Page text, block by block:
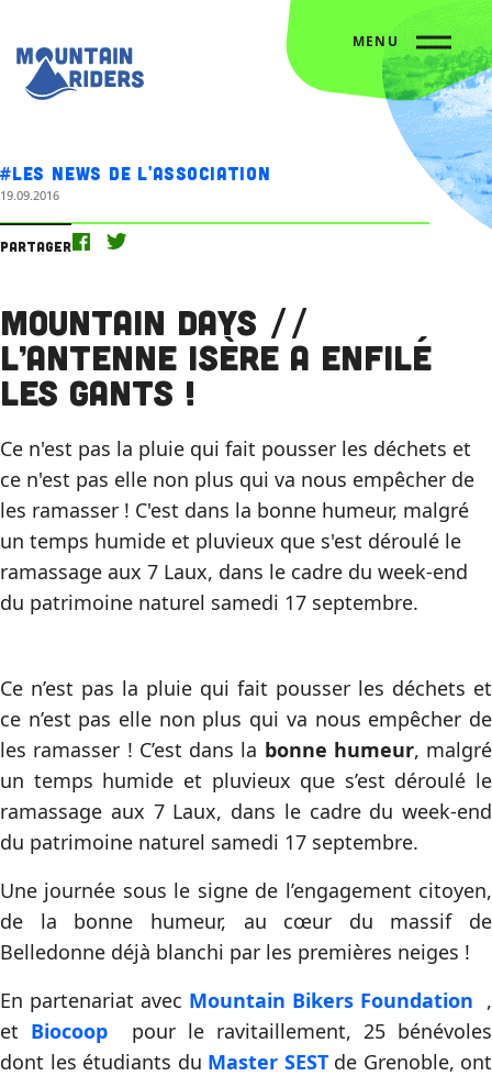
MENU
#Les news de l'association
19.09.2016
Partager
Mountain Days //
L’antenne Isère a enfilé
les gants !
Ce n'est pas la pluie qui fait pousser les déchets et
ce n'est pas elle non plus qui va nous empêcher de
les ramasser ! C'est dans la bonne humeur, malgré
un temps humide et pluvieux que s'est déroulé le
ramassage aux 7 Laux, dans le cadre du week-end
du patrimoine naturel samedi 17 septembre.
Ce n’est pas la pluie qui fait pousser les déchets et
ce n’est pas elle non plus qui va nous empêcher de
les ramasser ! C’est dans la bonne humeur, malgré
un temps humide et pluvieux que s’est déroulé le
ramassage aux 7 Laux, dans le cadre du week-end
du patrimoine naturel samedi 17 septembre.
Une journée sous le signe de l’engagement citoyen,
de la bonne humeur, au cœur du massif de
Belledonne déjà blanchi par les premières neiges !
En partenariat avec Mountain Bikers Foundation ,
et Biocoop pour le ravitaillement, 25 bénévoles
dont les étudiants du Master SESTde Grenoble, ont